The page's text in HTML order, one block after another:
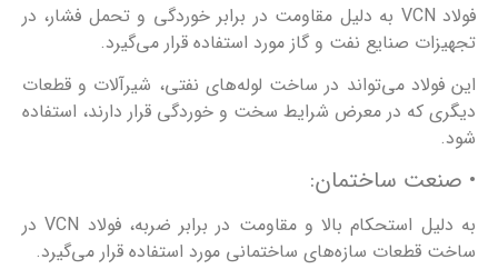
فولاد VCN به دلیل مقاومت در برابر خوردگی و تحمل فشار، در
تجهیزات صنایع نفت و گاز مورد استفاده قرار می‌گیرد.
این فولاد می‌تواند در ساخت لوله‌های نفتی، شیرآلات و قطعات
دیگری که در معرض شرایط سخت و خوردگی قرار دارند، استفاده
شود.
• صنعت ساختمان:
به دلیل استحکام بالا و مقاومت در برابر ضربه، فولاد VCN در
ساخت قطعات سازه‌های ساختمانی مورد استفاده قرار می‌گیرد.